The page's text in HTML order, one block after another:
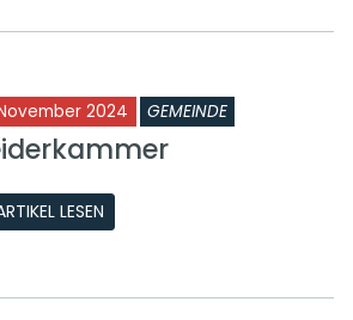
2024 GEMEINDE
LESEN